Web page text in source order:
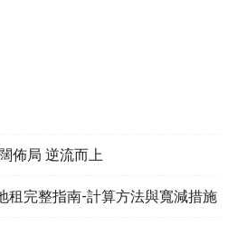
佈局 逆流而上
租完整指南-計算方法與寬減措施